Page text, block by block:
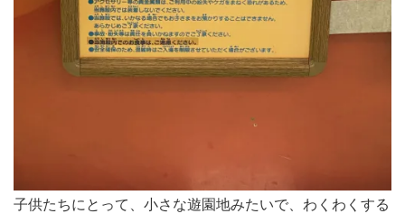
子供たちにとって、小さな遊園地みたいで、わくわくする